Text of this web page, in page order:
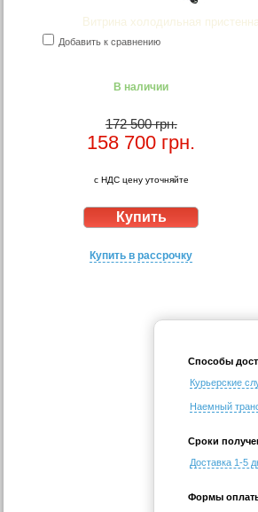
Витрина холодильная
Добавить к сравнению
В наличии
172 500 грн.
158 700 грн.
с НДС цену уточняйте
Купить в рассрочку
Способы
Курьерские
Наемный
Сроки
Доставка 1-5
Формы